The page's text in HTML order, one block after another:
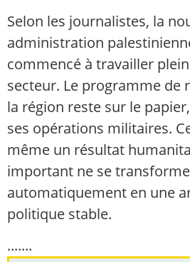
Selon les journalistes, la
administration
commencé à travailler
secteur. Le programme de
la région reste sur le
ses opérations militaires.
même un résultat
important ne se
automatiquement en une
politique stable.
.......